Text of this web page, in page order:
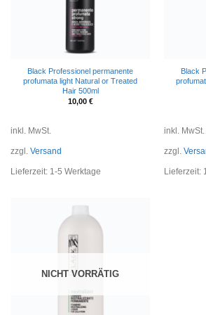
Black Professionel permanente
profumata light Natural or Treated
Hair 500ml
10,00 €
inkl. MwSt.
zzgl. Versand
Lieferzeit: 1-5 Werktage
Black
inkl. MwSt.
zzgl.
Lieferzeit:
NICHT VORRÄTIG